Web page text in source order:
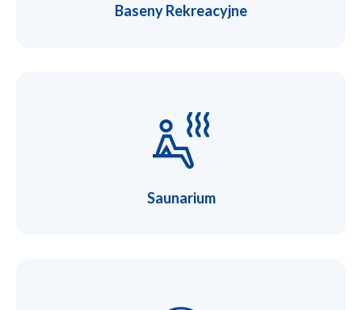
Baseny Rekreacyjne
Saunarium